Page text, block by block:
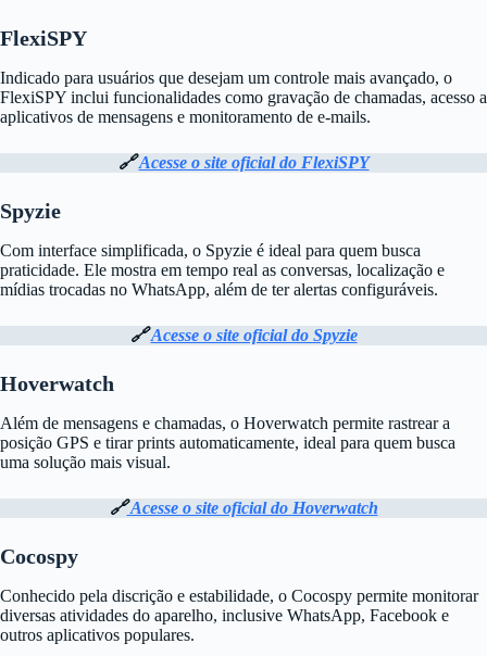
FlexiSPY
Indicado para usuários que desejam um controle mais avançado, o
FlexiSPY inclui funcionalidades como gravação de chamadas, acesso a
aplicativos de mensagens e monitoramento de e-mails.
🔗Acesse o site oficial do FlexiSPY
Spyzie
Com interface simplificada, o Spyzie é ideal para quem busca
praticidade. Ele mostra em tempo real as conversas, localização e
mídias trocadas no WhatsApp, além de ter alertas configuráveis.
🔗Acesse o site oficial do Spyzie
Hoverwatch
Além de mensagens e chamadas, o Hoverwatch permite rastrear a
posição GPS e tirar prints automaticamente, ideal para quem busca
uma solução mais visual.
🔗Acesse o site oficial do Hoverwatch
Cocospy
Conhecido pela discrição e estabilidade, o Cocospy permite monitorar
diversas atividades do aparelho, inclusive WhatsApp, Facebook e
outros aplicativos populares.